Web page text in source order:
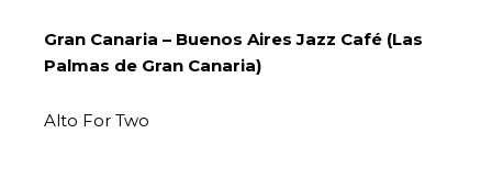
Gran Canaria – Buenos Aires Jazz Café (Las
Palmas de Gran Canaria)
Alto For Two